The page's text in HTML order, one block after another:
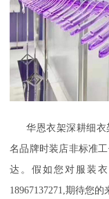
华恩衣架深耕细衣
名品牌时装店非标准
达。假如您对服装
18967137271,期待您的